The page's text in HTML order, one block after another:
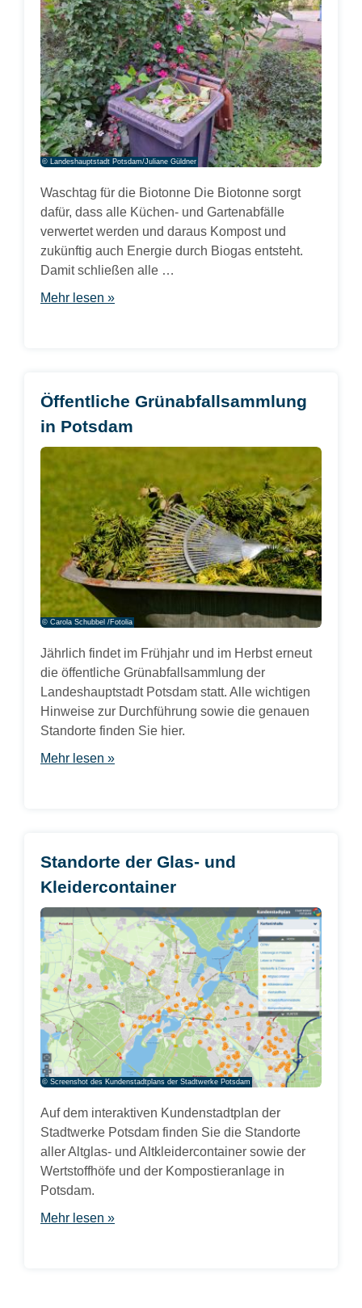
© Landeshauptstadt Potsdam/Juliane Güldner
Waschtag für die Biotonne Die Biotonne sorgt
dafür, dass alle Küchen- und Gartenabfälle
verwertet werden und daraus Kompost und
zukünftig auch Energie durch Biogas entsteht.
Damit schließen alle …
Mehr lesen »
Öffentliche Grünabfallsammlung
in Potsdam
© Carola Schubbel /Fotolia
Jährlich findet im Frühjahr und im Herbst erneut
die öffentliche Grünabfallsammlung der
Landeshauptstadt Potsdam statt. Alle wichtigen
Hinweise zur Durchführung sowie die genauen
Standorte finden Sie hier.
Mehr lesen »
Standorte der Glas- und
Kleidercontainer
© Screenshot des Kundenstadtplans der Stadtwerke Potsdam
Auf dem interaktiven Kundenstadtplan der
Stadtwerke Potsdam finden Sie die Standorte
aller Altglas- und Altkleidercontainer sowie der
Wertstoffhöfe und der Kompostieranlage in
Potsdam.
Mehr lesen »